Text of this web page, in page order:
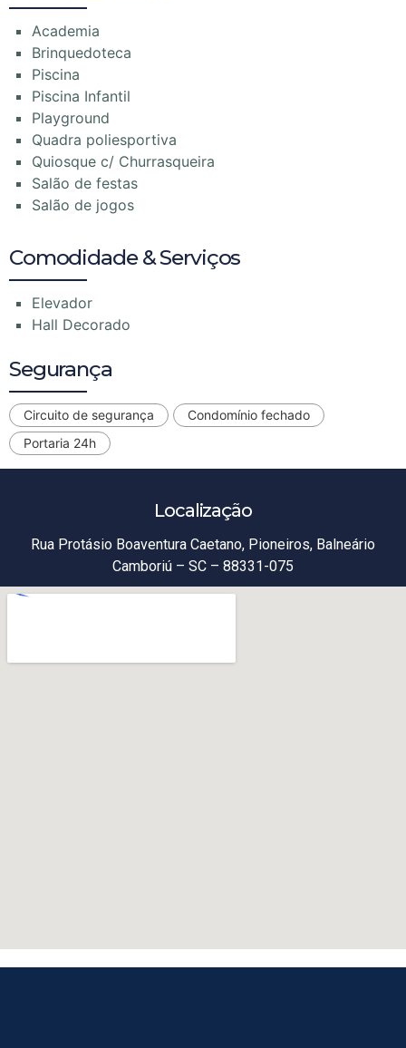
Academia
Brinquedoteca
Piscina
Piscina Infantil
Playground
Quadra poliesportiva
Quiosque c/ Churrasqueira
Salão de festas
Salão de jogos
Comodidade & Serviços
Elevador
Hall Decorado
Segurança
Circuito de segurança
Condomínio fechado
Portaria 24h
Localização
Rua Protásio Boaventura Caetano, Pioneiros, Balneário
Camboriú – SC – 88331-075